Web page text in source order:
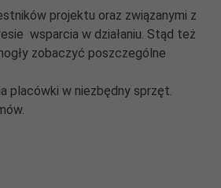
projektu oraz związanymi z
wsparcia w działaniu. Stąd też
zobaczyć poszczególne
placówki w niezbędny sprzęt.